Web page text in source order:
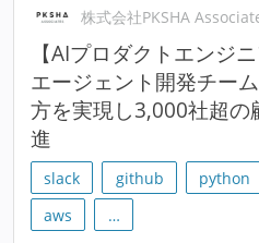
株式会社PKSHA
【AIプロダクトエンジ
エージェント開発チー
方を実現し3,000社超の
進
slack github python
aws
…